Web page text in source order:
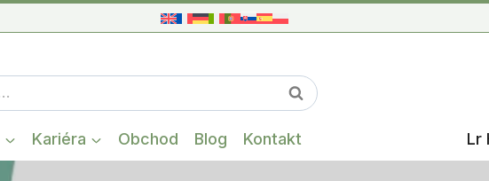
Vyhľadávanie
When autocomplete
Kariéra Obchod Blog Kontakt Lr